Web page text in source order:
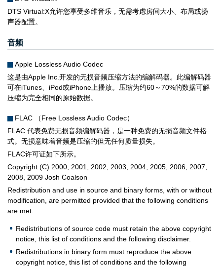
DTS Virtual:X允许您享受多维音乐，无需考虑房间大小、布局或扬
声器配置。
音频
Apple Lossless Audio Codec
这是由Apple Inc.开发的无损音频压缩方法的编解码器。此编解码器
可在iTunes、iPod或iPhone上播放。压缩为约60～70%的数据可解
压缩为完全相同的原始数据。
FLAC （Free Lossless Audio Codec）
FLAC 代表免费无损音频编解码器，是一种免费的无损音频文件格
式。无损意味着音频是压缩的但无任何质量损失。
FLAC许可证如下所示。
Copyright (C) 2000, 2001, 2002, 2003, 2004, 2005, 2006, 2007,
2008, 2009 Josh Coalson
Redistribution and use in source and binary forms, with or without
modification, are permitted provided that the following conditions
are met:
Redistributions of source code must retain the above copyright
notice, this list of conditions and the following disclaimer.
Redistributions in binary form must reproduce the above
copyright notice, this list of conditions and the following